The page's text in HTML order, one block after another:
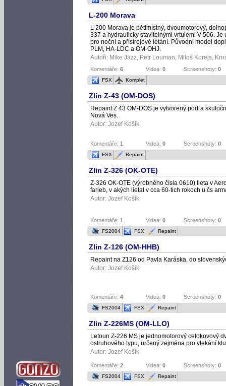
L-200 Morava
L 200 Morava je pětimístný, dvoumotorový,
337 a hydraulicky stavitelnými vrtulemi V 506.
pro noční a přístrojové létání. Původní model
PLM, HA-LDC a OM-OHJ.
Autoři: Mike Jazz, Petr Louman Miloš Korejs
Komentáře: 6 Videa: 0 Screenshoty: 0
FSX Komplet
Zlin Z-43 (OM-DOS)
Repaint Z 43 OM-DOS je vytvorený podľa
Nová Ves.
Autor: Jozef Košík
Komentáře: 1 Videa: 0 Screenshoty: 0
FSX Repaint
Zlin Z-326 (OK-OTE)
Z-326 OK-OTE (výrobného čísla 0610) lieta v
farieb, v akých lietal v cca 60-tich rokoch u čs
Autor: Jozef Košík
Komentáře: 1 Videa: 0 Screenshoty: 0
FS2004 FSX Repaint
Zlin Z-126 (OM-HHB)
Repaint na Z126 od Pavla Karáska, do
Autor: Jozef Košík
Komentáře: 4 Videa: 0 Screenshoty: 0
FS2004 FSX Repaint
Zlin Z-226MS (OM-LLO)
Letoun Z-226 MS je jednomotorový celokovový
ostruhového typu, určený zejména pro vlekání
Autor: Jozef Košík
Komentáře: 2 Videa: 0 Screenshoty: 0
FS2004 FSX Repaint